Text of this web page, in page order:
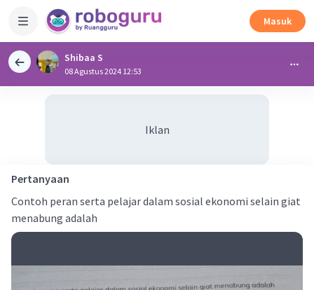
Masuk
Shibaa S
08 Agustus 2024 12:53
Iklan
Pertanyaan
Contoh peran serta pelajar dalam sosial ekonomi selain giat
menabung adalah